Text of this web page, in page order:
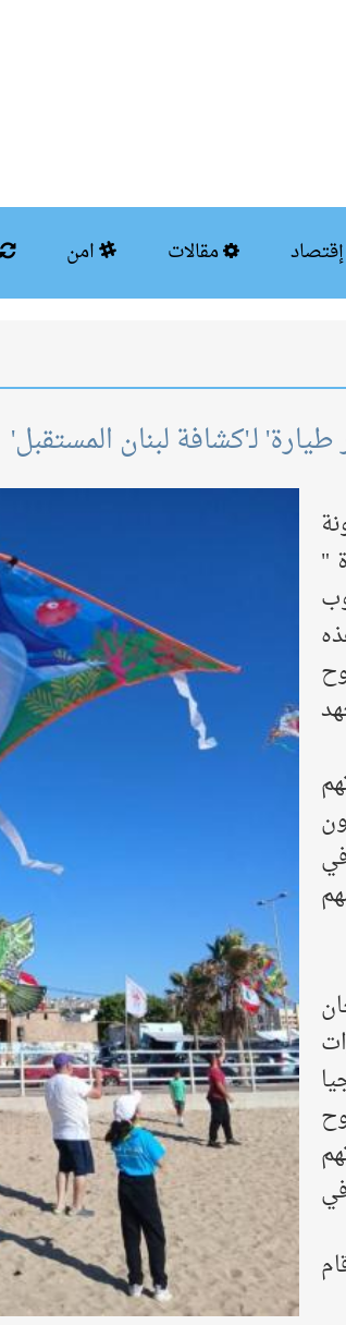
إقتصاد مقالات امن
لـ'كشافة لبنان المستقبل'
"